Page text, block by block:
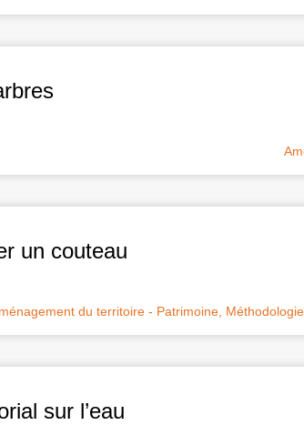
un couteau
du territoire - Patrimoine,
sur l’eau